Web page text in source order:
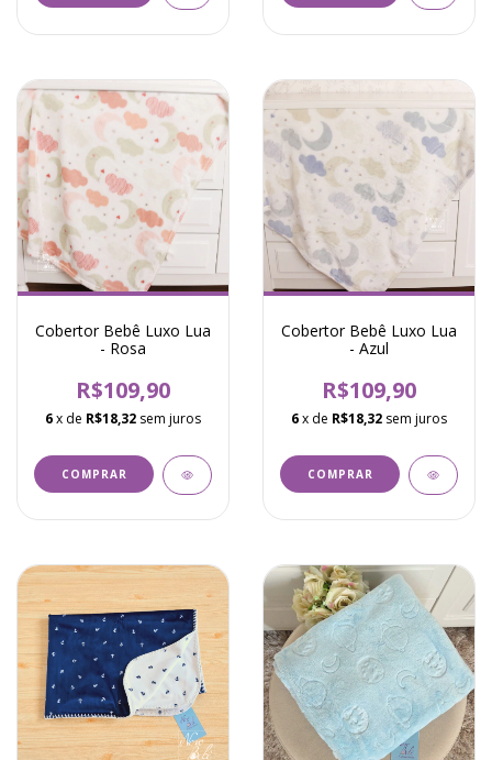
Cobertor Bebê Luxo Lua
- Rosa
R$109,90
6x de R$18,32 sem juros
Cobertor Bebê Luxo Lua
- Azul
R$109,90
6x de R$18,32 sem juros